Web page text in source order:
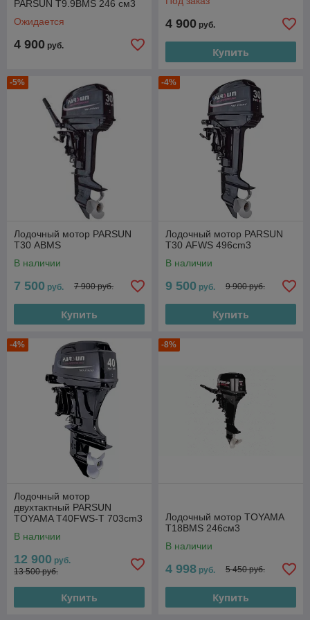
PARSUN Т9.9ВМS 246 см3
Ожидается
4 900 руб.
4 900 руб.
Купить
-5%
Лодочный мотор PARSUN
Т30 ABМS
В наличии
7 500 руб. 7 900 руб.
Купить
-4%
Лодочный мотор PARSUN
Т30 AFWS 496cm3
В наличии
9 500 руб. 9 900 руб.
Купить
-4%
Лодочный мотор
двухтактный PARSUN
TOYAMA T40FWS-T 703cm3
В наличии
12 900 руб.
13 500 руб.
Купить
-8%
Лодочный мотор TOYAMA
T18BMS 246см3
В наличии
4 998 руб. 5 450 руб.
Купить